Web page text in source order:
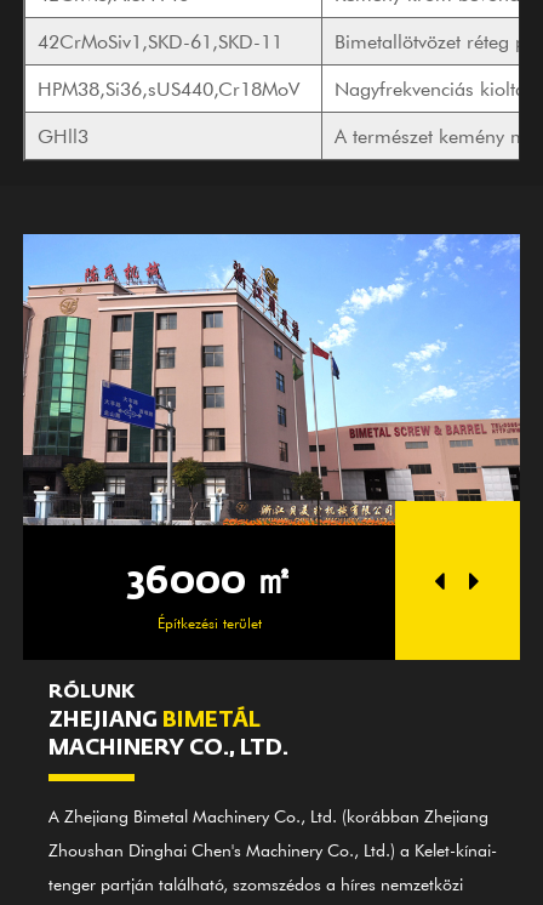
42CrMoSiv1,SKD-61,SKD-11
Bimetallötvözet réteg
HPM38,Si36,sUS440,Cr18MoV
Nagyfrekvenciás kioltás
GHll3
A természet kemény
36000 ㎡
Építkezési terület
RÓLUNK
ZHEJIANG BIMETÁL
MACHINERY CO., LTD.
A Zhejiang Bimetal Machinery Co., Ltd. (korábban Zhejiang
Zhoushan Dinghai Chen's Machinery Co., Ltd.) a Kelet-kínai-
tenger partján található, szomszédos a híres nemzetközi